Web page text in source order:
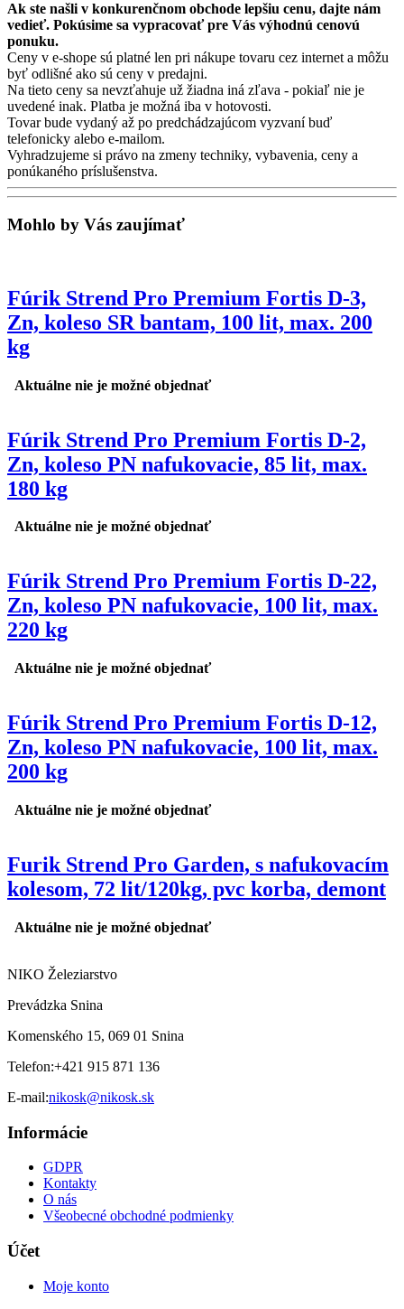
Ak ste našli v konkurenčnom obchode lepšiu cenu, dajte nám
vedieť. Pokúsime sa vypracovať pre Vás výhodnú cenovú
ponuku.
Ceny v e-shope sú platné len pri nákupe tovaru cez internet a môžu
byť odlišné ako sú ceny v predajni.
Na tieto ceny sa nevzťahuje už žiadna iná zľava - pokiaľ nie je
uvedené inak. Platba je možná iba v hotovosti.
Tovar bude vydaný až po predchádzajúcom vyzvaní buď
telefonicky alebo e-mailom.
Vyhradzujeme si právo na zmeny techniky, vybavenia, ceny a
ponúkaného príslušenstva.
Mohlo by Vás zaujímať
Fúrik Strend Pro Premium Fortis D-3,
Zn, koleso SR bantam, 100 lit, max. 200
kg
Aktuálne nie je možné objednať
Fúrik Strend Pro Premium Fortis D-2,
Zn, koleso PN nafukovacie, 85 lit, max.
180 kg
Aktuálne nie je možné objednať
Fúrik Strend Pro Premium Fortis D-22,
Zn, koleso PN nafukovacie, 100 lit, max.
220 kg
Aktuálne nie je možné objednať
Fúrik Strend Pro Premium Fortis D-12,
Zn, koleso PN nafukovacie, 100 lit, max.
200 kg
Aktuálne nie je možné objednať
Furik Strend Pro Garden, s nafukovacím
kolesom, 72 lit/120kg, pvc korba, demont
Aktuálne nie je možné objednať
NIKO Železiarstvo
Prevádzka Snina
Komenského 15, 069 01 Snina
Telefon:+421 915 871 136
E-mail:nikosk@nikosk.sk
Informácie
GDPR
Kontakty
O nás
Všeobecné obchodné podmienky
Účet
Moje konto